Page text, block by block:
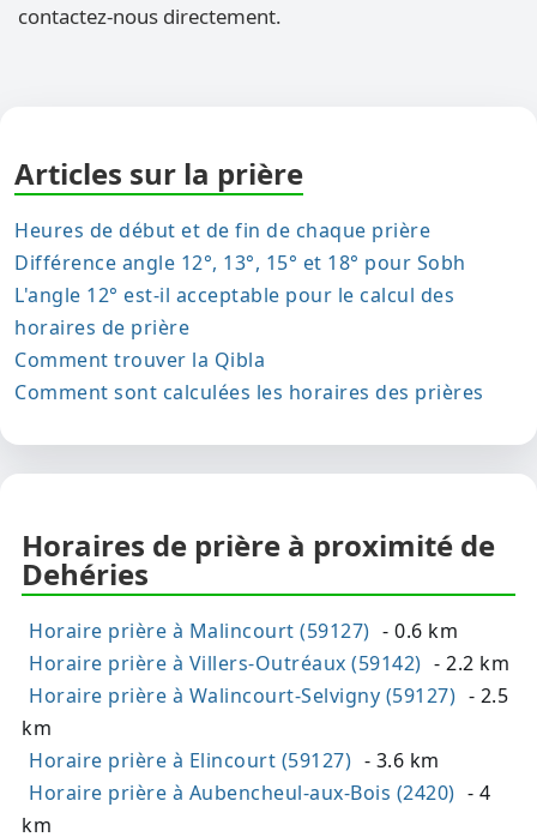
contactez-nous directement.
Articles sur la prière
Heures de début et de fin de chaque prière
Différence angle 12°, 13°, 15° et 18° pour Sobh
L'angle 12° est-il acceptable pour le calcul des
horaires de prière
Comment trouver la Qibla
Comment sont calculées les horaires des prières
Horaires de prière à proximité de
Dehéries
Horaire prière à Malincourt (59127) - 0.6 km
Horaire prière à Villers-Outréaux (59142) - 2.2 km
Horaire prière à Walincourt-Selvigny (59127) - 2.5
km
Horaire prière à Elincourt (59127) - 3.6 km
Horaire prière à Aubencheul-aux-Bois (2420) - 4
km